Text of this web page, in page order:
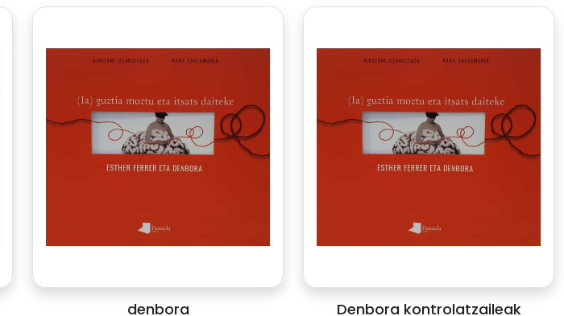
denbora
Denbora kontrolatzaileak